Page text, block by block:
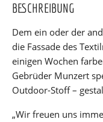
BESCHREIBUNG
Dem ein oder der
die Fassade des
einigen Wochen
Gebrüder Munzert
Outdoor-Stoff –
„Wir freuen uns